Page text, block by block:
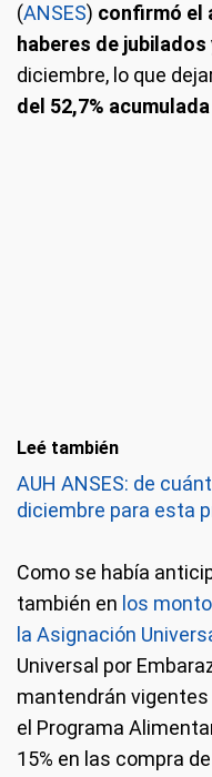
(ANSES) confirmó el
haberes de jubilados
diciembre, lo que
del 52,7%
Leé también
AUH ANSES: de
diciembre para esta
Como se había
también en los
la Asignación
Universal por
mantendrán
el Programa
15% en las compra